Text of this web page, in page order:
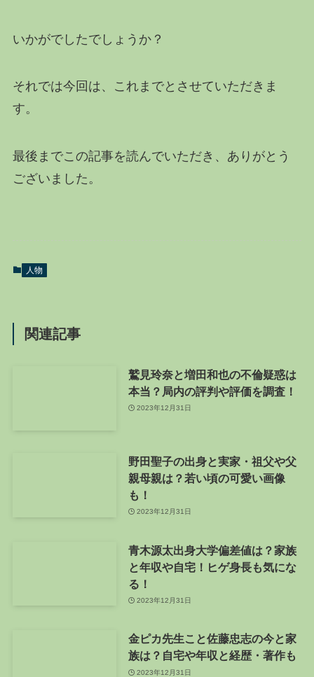
いかがでしたでしょうか？
それでは今回は、これまでとさせていただきま
す。
最後までこの記事を読んでいただき、ありがとう
ございました。
人物
関連記事
鷲見玲奈と増田和也の不倫疑惑は
本当？局内の評判や評価を調査！
2023年12月31日
野田聖子の出身と実家・祖父や父
親母親は？若い頃の可愛い画像
も！
2023年12月31日
青木源太出身大学偏差値は？家族
と年収や自宅！ヒゲ身長も気にな
る！
2023年12月31日
金ピカ先生こと佐藤忠志の今と家
族は？自宅や年収と経歴・著作も
2023年12月31日